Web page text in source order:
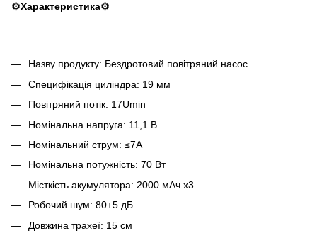
⚙️Характеристика⚙️
Назву продукту: Бездротовий повітряний насос
Специфікація циліндра: 19 мм
Повітряний потік: 17Umin
Номінальна напруга: 11,1 В
Номінальний струм: ≤7А
Номінальна потужність: 70 Вт
Місткість акумулятора: 2000 мАч x3
Робочий шум: 80+5 дБ
Довжина трахеї: 15 см